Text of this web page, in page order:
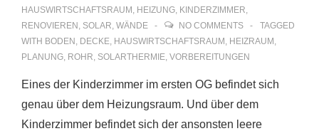
HAUSWIRTSCHAFTSRAUM , HEIZUNG, KINDERZIMMER,
RENOVIEREN , SOLAR, WÄNDE NO COMMENTS
TAGGED
WITH BODEN , DECKE, HAUSWIRTSCHAFTSRAUM , HEIZRAUM ,
PLANUNG, ROHR, SOLARTHERMIE, VORBEREITUNGEN
Eines der Kinderzimmer im ersten OG befindet sich
genau über dem Heizungsraum. Und über dem
Kinderzimmer befindet sich der ansonsten leere